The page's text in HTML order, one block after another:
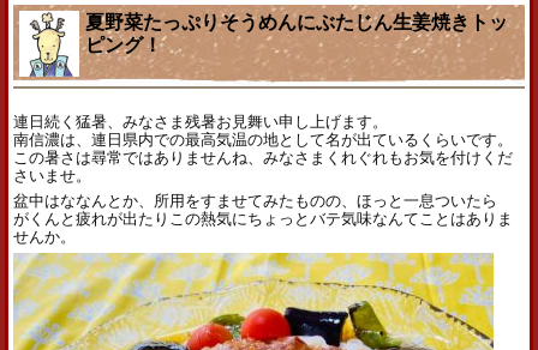
夏野菜たっぷりそうめんにぶたじん生姜焼きトッ
ピング！
連日続く猛暑、みなさま残暑お見舞い申し上げます。
南信濃は、連日県内での最高気温の地として名が出ているくらいです。
この暑さは尋常ではありませんね、みなさまくれぐれもお気を付けくだ
さいませ。
盆中はななんとか、所用をすませてみたものの、ほっと一息ついたら
がくんと疲れが出たりこの熱気にちょっとバテ気味なんてことはありま
せんか。